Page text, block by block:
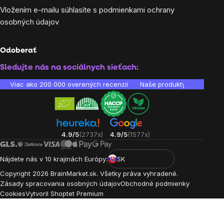
Vložením e-mailu súhlasíte s podmienkami ochrany
osobných údajov
Odoberať
Sledujte nás na sociálnych sieťach:
Viac ako 200 000 overených recenzií Naše produkty sú
4.9/5(2737x) 4.9/5(1577x)
Nájdete nás v 10 krajinách Európy:
SK
Copyright 2026 BrainMarket.sk. Všetky práva vyhradené.
Zásady spracovania osobných údajovObchodné podmienky
CookiesVytvoril Shoptet Premium